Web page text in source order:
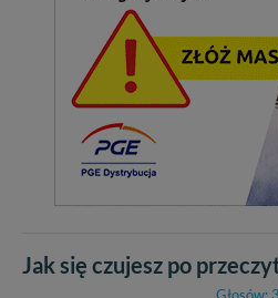
Jak się czujesz po
Głosów: 3